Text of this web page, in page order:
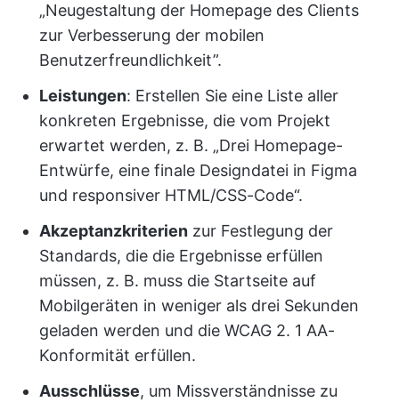
„Neugestaltung der Homepage des Clients
zur Verbesserung der mobilen
Benutzerfreundlichkeit”.
Leistungen: Erstellen Sie eine Liste aller
konkreten Ergebnisse, die vom Projekt
erwartet werden, z. B. „Drei Homepage-
Entwürfe, eine finale Designdatei in Figma
und responsiver HTML/CSS-Code“.
Akzeptanzkriterien zur Festlegung der
Standards, die die Ergebnisse erfüllen
müssen, z. B. muss die Startseite auf
Mobilgeräten in weniger als drei Sekunden
geladen werden und die WCAG 2. 1 AA-
Konformität erfüllen.
Ausschlüsse, um Missverständnisse zu